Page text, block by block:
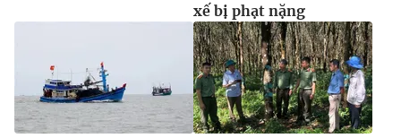
xế bị phạt nặng